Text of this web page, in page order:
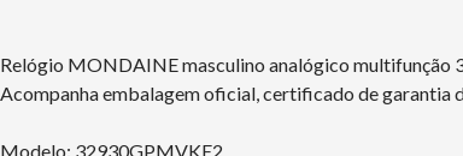
Relógio MONDAINE masculino analógico
Acompanha embalagem oficial, certificado de garantia
Modelo: 32930GPMVKE2